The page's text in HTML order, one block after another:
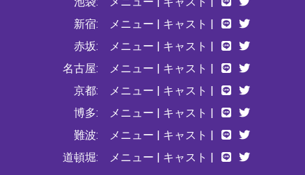
新宿:
赤坂:
名古屋:
京都:
博多:
難波:
道頓堀:
メニュー | キャスト |
メニュー | キャスト |
メニュー | キャスト |
メニュー | キャスト |
メニュー | キャスト |
メニュー | キャスト |
メニュー | キャスト |